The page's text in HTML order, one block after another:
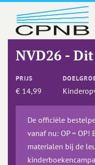
CPNB
NVD26 -
PRIJS
€ 14,99
De officiële
vanaf nu: OP = OP!
materialen bij de